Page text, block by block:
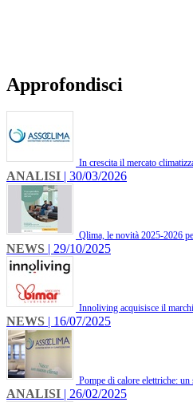
Approfondisci
In crescita il mercato
ANALISI | 30/03/2026
Qlima, le novità 2025-2026
NEWS | 29/10/2025
Innoliving acquisisce il
NEWS | 16/07/2025
Pompe di calore elettriche:
ANALISI | 26/02/2025